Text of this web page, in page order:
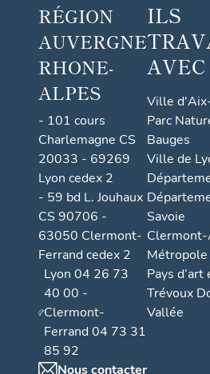
RÉGION
AUVERGNE
RHONE-
ALPES
- 101 cours
Charlemagne CS
20033 - 69269
Lyon cedex 2
- 59 bd L. Jouhaux
CS 90706 -
63050 Clermont-
Ferrand cedex 2
Lyon 04 26 73
40 00 -
Clermont-
Ferrand 04 73 31
85 92
Nous contacter
ILS
AVEC
Ville
Parc
Bauges
Ville de
Savoie
Métropole
Pays
Trévoux
Vallée